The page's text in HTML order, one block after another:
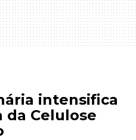
intensifica
da Celulose